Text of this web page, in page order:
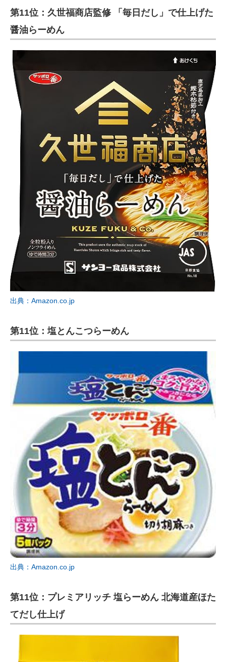
第11位：久世福商店監修 「毎日だし」で仕上げた
醤油らーめん
出典：Amazon.co.jp
第11位：塩とんこつらーめん
出典：Amazon.co.jp
第11位：プレミアリッチ 塩らーめん 北海道産ほた
てだし仕上げ